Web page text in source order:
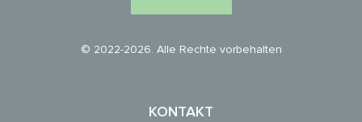
© 2022-2026. Alle Rechte vorbehalten
KONTAKT